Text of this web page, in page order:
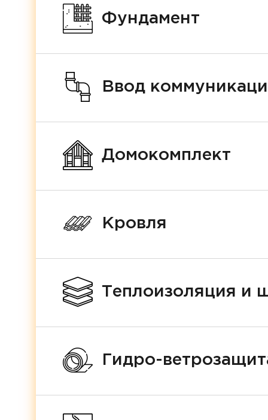
Фундамент
Ввод
Домокомплект
Кровля
Теплоизоляция и
Гидро-